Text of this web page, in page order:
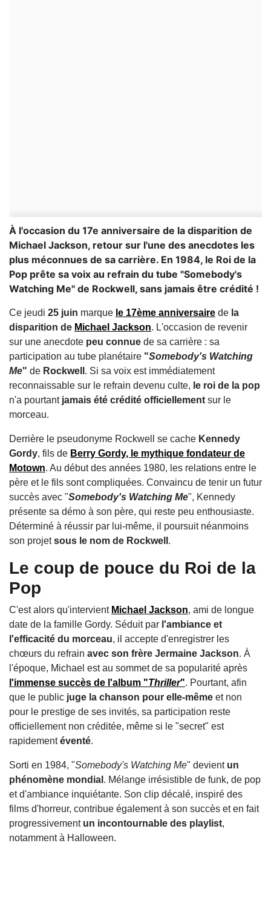
À l'occasion du 17e anniversaire de la disparition de
Michael Jackson, retour sur l'une des anecdotes les
plus méconnues de sa carrière. En 1984, le Roi de la
Pop prête sa voix au refrain du tube "Somebody's
Watching Me" de Rockwell, sans jamais être crédité !
Ce jeudi 25 juin marque le 17ème anniversaire de la
disparition de Michael Jackson. L'occasion de revenir
sur une anecdote peu connue de sa carrière : sa
participation au tube planétaire "Somebody's Watching
Me" de Rockwell . Si sa voix est immédiatement
reconnaissable sur le refrain devenu culte, le roi de la pop
n'a pourtant jamais été crédité officiellement sur le
morceau.
Derrière le pseudonyme Rockwell se cache Kennedy
Gordy, fils de Berry Gordy, le mythique fondateur de
Motown. Au début des années 1980, les relations entre le
père et le fils sont compliquées. Convaincu de tenir un futur
succès avec "Somebody's Watching Me", Kennedy
présente sa démo à son père, qui reste peu enthousiaste.
Déterminé à réussir par lui-même, il poursuit néanmoins
son projetsous le nom de Rockwell .
Le coup de pouce du Roi de la
Pop
C'est alors qu'intervient Michael Jackson, ami de longue
date de la famille Gordy. Séduit par l'ambiance et
l'efficacité du morceau, il accepte d'enregistrer les
chœurs du refrain avec son frère Jermaine Jackson. À
l'époque, Michael est au sommet de sa popularité après
l'immense succès de l'album "Thriller". Pourtant, afin
que le public juge la chanson pour elle-même et non
pour le prestige de ses invités, sa participation reste
officiellement non créditée, même si le "secret" est
rapidementéventé.
Sorti en 1984, "Somebody's Watching Me" devient un
phénomène mondial . Mélange irrésistible de funk, de pop
et d'ambiance inquiétante. Son clip décalé, inspiré des
films d'horreur, contribue également à son succès et en fait
progressivement un incontournable des playlist,
notamment à Halloween.